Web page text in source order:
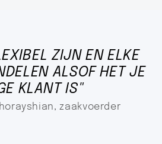
ZIJN EN ELKE
ALSOF HET JE
KLANT IS"
zaakvoerder